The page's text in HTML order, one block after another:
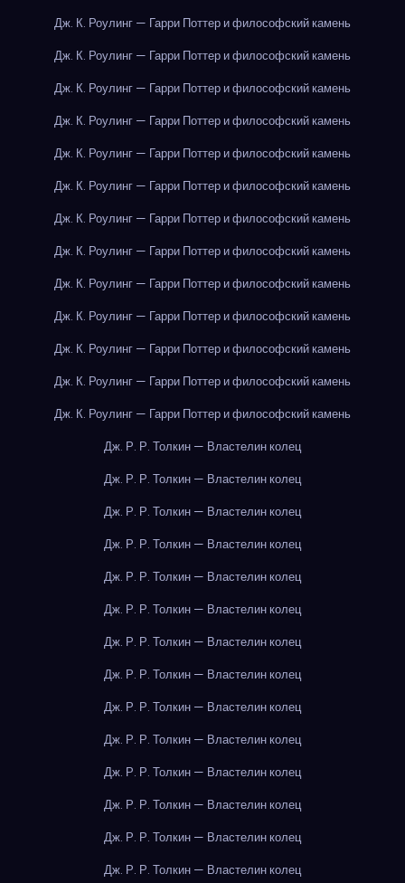
Дж. К. Роулинг — Гарри Поттер и философский камень
Дж. К. Роулинг — Гарри Поттер и философский камень
Дж. К. Роулинг — Гарри Поттер и философский камень
Дж. К. Роулинг — Гарри Поттер и философский камень
Дж. К. Роулинг — Гарри Поттер и философский камень
Дж. К. Роулинг — Гарри Поттер и философский камень
Дж. К. Роулинг — Гарри Поттер и философский камень
Дж. К. Роулинг — Гарри Поттер и философский камень
Дж. К. Роулинг — Гарри Поттер и философский камень
Дж. К. Роулинг — Гарри Поттер и философский камень
Дж. К. Роулинг — Гарри Поттер и философский камень
Дж. К. Роулинг — Гарри Поттер и философский камень
Дж. К. Роулинг — Гарри Поттер и философский камень
Дж. Р. Р. Толкин — Властелин колец
Дж. Р. Р. Толкин — Властелин колец
Дж. Р. Р. Толкин — Властелин колец
Дж. Р. Р. Толкин — Властелин колец
Дж. Р. Р. Толкин — Властелин колец
Дж. Р. Р. Толкин — Властелин колец
Дж. Р. Р. Толкин — Властелин колец
Дж. Р. Р. Толкин — Властелин колец
Дж. Р. Р. Толкин — Властелин колец
Дж. Р. Р. Толкин — Властелин колец
Дж. Р. Р. Толкин — Властелин колец
Дж. Р. Р. Толкин — Властелин колец
Дж. Р. Р. Толкин — Властелин колец
Дж. Р. Р. Толкин — Властелин колец